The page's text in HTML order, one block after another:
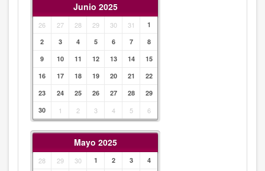
Junio 2025
26 27 28 29 30 31
1
2
3 4 5 6 7
8
9
10 11 12 13 14
15
16
17 18 19 20 21
22
23
24 25 26 27 28
29
30
1 2 3 4 5 6
Mayo 2025
28 29 30 1 2 3 4